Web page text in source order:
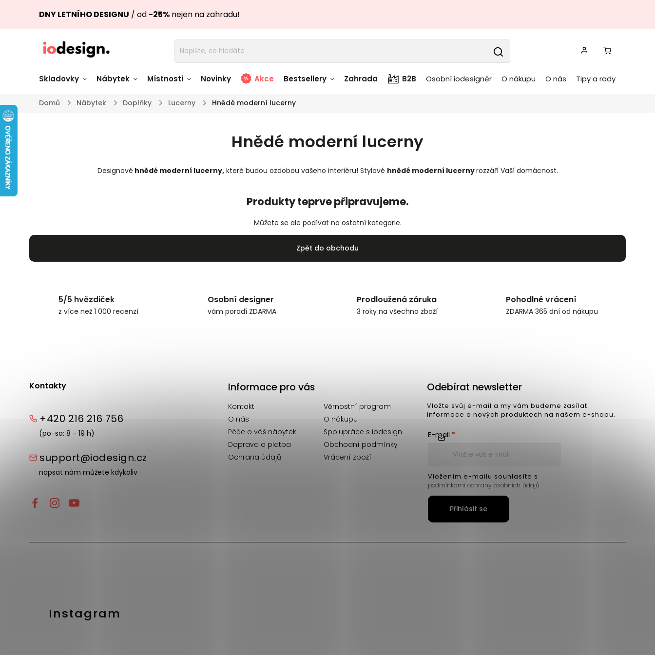
DNY LETNÍHO DESIGNU / od -25% nejen na zahradu!
Skladovky
Židle skladem Stoly skladem
Úložné prostory
Zahradní nábytek
skladem
Světla skladem
Doplňky a
Nábytek Místnosti Novinky Akce Bestsellery Zahrada B2B Osobní iodesignér O nákupu O nás Tipy a rady
Domů / Nábytek / Doplňky / Lucerny / Hnědé moderní lucerny
Hnědé moderní lucerny
Designové hnědé moderní lucerny,které budou ozdobou vašeho interiéru! Stylové hnědé moderní lucernyrozzáří Vaší domácnost.
Produkty teprve připravujeme.
Můžete se ale podívat na ostatní kategorie.
Zpět do obchodu
5/5 hvězdiček
z více než 1 000 recenzí
Osobní designer
vám poradí ZDARMA
Prodloužená záruka
3 roky na všechno zboží
Pohodlné vrácení
ZDARMA 365 dní od nákupu
Kontakty
+420 216 216 756
(po-so: 8 - 19 h)
support@iodesign.cz
napsat nám můžete kdykoliv
Informace pro vás
Kontakt
Věrnostní program
O nás
O nákupu
Péče o váš nábytek
Spolupráce s iodesign
Doprava a platba
Obchodní podmínky
Ochrana údajů
Vrácení zboží
Instagram
Odebírat newsletter
Vložte svůj e-mail a my vám budeme zasílat
informace o nových produktech na našem e-shopu.
E-mail
Vložením e-mailu souhlasíte s
podmínkami ochrany osobních údajů
Přihlásit se